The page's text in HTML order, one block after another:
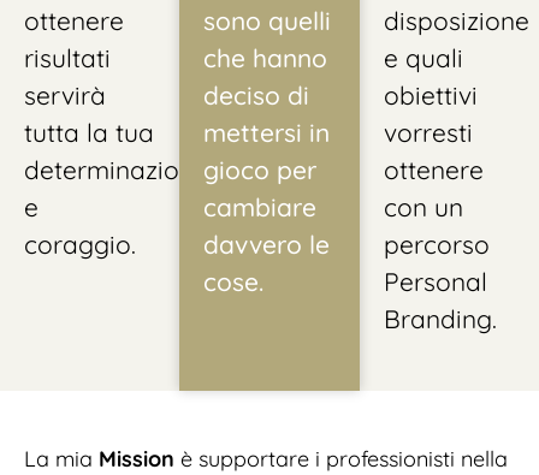
ottenere
risultati
servirà
tutta la tua
determinazione
e
coraggio.
sono quelli
che hanno
deciso di
mettersi in
gioco per
cambiare
davvero le
cose.
disposizione
e quali
obiettivi
vorresti
ottenere
con un
percorso
Personal
Branding.
La mia Mission è supportare i professionisti nella